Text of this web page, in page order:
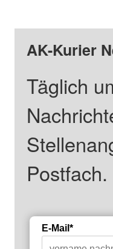
AK-Kurier
Täglich
Postfach.
E-Mail*